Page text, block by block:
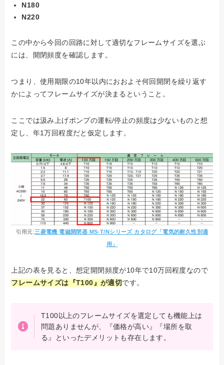
N180
N220
この中から今回の回路に対して適切なフレームサイズを選ぶ
には、開閉頻度を確認します。
つまり、使用期限の10年以内におおよそ何回開閉を繰り返す
かによってフレームサイズが決まるということ。
ここでは汲み上げポンプの運転/停止の頻度は少ないものと想
定し、年1万回程度だと仮定します。
引用元:三菱電機 電磁開閉器 MS-T/Nシリーズ カタログ「電気的耐久性別適
用」
上記の表を見ると、想定開閉頻度が10年で10万回程度なので
フレームサイズは『T100』が適切です。
T100以上のフレームサイズを選定しても機能上は
問題ありませんが、『価格が高い』『場所を取
る』といったデメリットも存在します。